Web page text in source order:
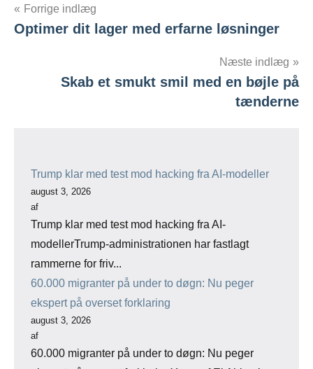
Indlægsnavigation
Forrige indlæg
Optimer dit lager med erfarne løsninger
Næste indlæg
Skab et smukt smil med en bøjle på
tænderne
Trump klar med test mod hacking fra AI-modeller
august 3, 2026
af
Trump klar med test mod hacking fra AI-
modellerTrump-administrationen har fastlagt
rammerne for friv...
60.000 migranter på under to døgn: Nu peger
ekspert på overset forklaring
august 3, 2026
af
60.000 migranter på under to døgn: Nu peger